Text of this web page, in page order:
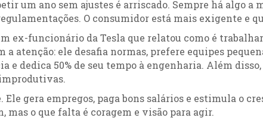
um ano sem ajustes é arriscado. Sempre há algo a
O consumidor está mais exigente e
ex-funcionário da Tesla que relatou como é
atenção: ele desafia normas, prefere equipes
e dedica 50% de seu tempo à engenharia. Além
gera empregos, paga bons salários e estimula o
mas o que falta é coragem e visão para agir.